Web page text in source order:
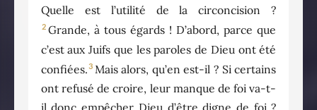
Quelle est l’utilité de la circoncision ?
2 Grande, à tous égards ! D’abord, parce que
c’est aux Juifs que les paroles de Dieu ont été
confiées. 3 Mais alors, qu’en est-il ? Si certains
ont refusé de croire, leur manque de foi va-t-
il donc empêcher Dieu d’être digne de foi ?